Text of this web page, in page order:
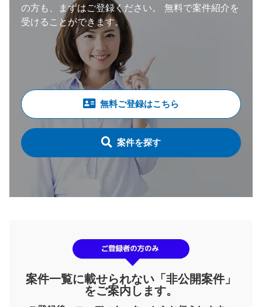
の方も、まずはご登録ください。
無料で案件紹介を
受けることができます。
無料ご登録はこちら
案件を探す
案件一覧に載せられない「非公開案件」
をご案内します。